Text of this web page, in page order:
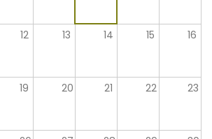
12 13 14 15 16
19 20 21 22 23